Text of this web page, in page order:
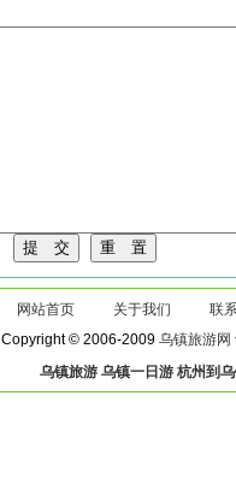
网站首页 关于我们
联
Copyright © 2006-2009 乌镇旅游网
乌镇旅游 乌镇一日游 杭州到